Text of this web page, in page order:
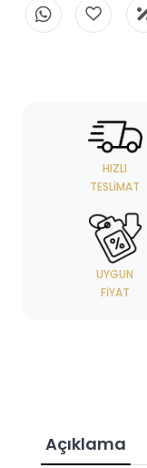
HIZLI
TESLIMAT
UYGUN
FIYAT
Açıklama